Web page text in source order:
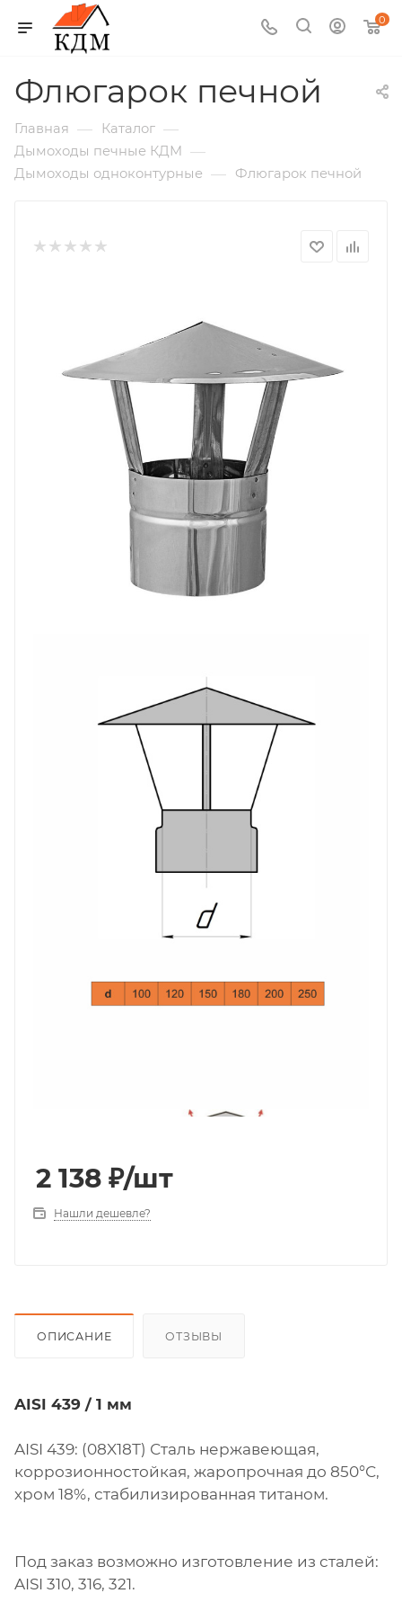
0
Флюгарок печной
Главная — Каталог —
Дымоходы печные КДМ —
Дымоходы одноконтурные — Флюгарок печной
2 138 ₽/шт
Нашли дешевле?
ОПИСАНИЕ ОТЗЫВЫ
AISI 439 / 1 мм
AISI 439: (08X18Т) Сталь нержавеющая,
коррозионностойкая, жаропрочная до 850°С,
хром 18%, стабилизированная титаном.
Под заказ возможно изготовление из сталей:
AISI 310, 316, 321.